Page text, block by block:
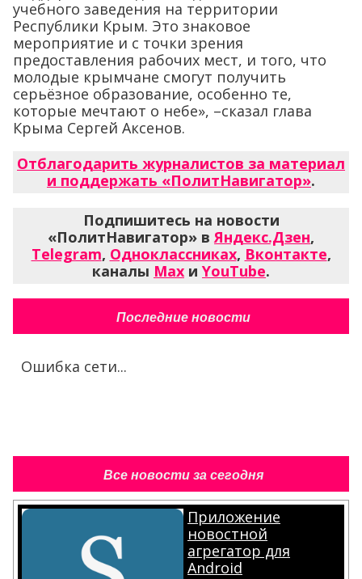
учебного заведения на территории
Республики Крым. Это знаковое
мероприятие и с точки зрения
предоставления рабочих мест, и того, что
молодые крымчане смогут получить
серьёзное образование, особенно те,
которые мечтают о небе», –сказал глава
Крыма Сергей Аксенов.
Отблагодарить журналистов за материал
и поддержать «ПолитНавигатор».
Подпишитесь на новости
«ПолитНавигатор» вЯндекс.Дзен,
Telegram, Одноклассниках, Вконтакте,
каналы Max и YouTube.
Последние новости
Ошибка сети...
Все новости за сегодня
Приложение
новостной
агрегатор для
Android